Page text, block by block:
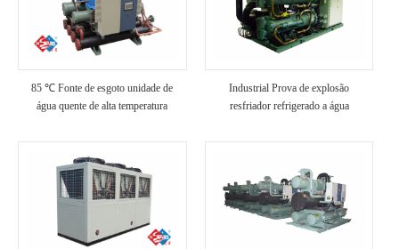
85 ℃ Fonte de esgoto unidade de
água quente de alta temperatura
Industrial Prova de explosão
resfriador refrigerado a água